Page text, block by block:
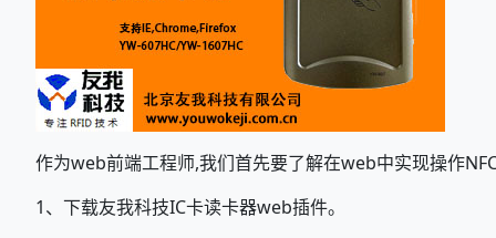
作为web前端工程师,我们首先要了解在web中实现操作
1、下载友我科技IC卡读卡器web插件。